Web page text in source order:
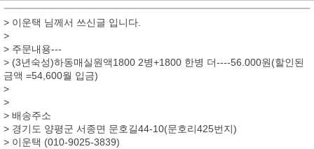
> 이운택 님께서 쓰신글 입니다.
>
> 주문내용---
> (3년숙성)하동매실원액1800 2병+1800 한병 더----56.000원(할인된
금액 =54,600월 입금)
>
>
> 배송주소
> 경기도 양평군 서종면 문호길44-10(문호리425번지)
> 이운택 (010-9025-3839)